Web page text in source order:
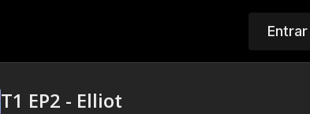
Entrar
T1 EP2 - Elliot